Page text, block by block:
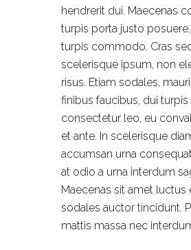
hendrerit dui. Maecenas
turpis porta justo
turpis commodo. Cras
scelerisque ipsum, non
risus. Etiam sodales,
finibus faucibus, dui turpis
consectetur leo, eu
et ante. In scelerisque
accumsan urna
at odio a urna interdum
Maecenas sit amet luctus
sodales auctor tincidunt.
mattis massa nec